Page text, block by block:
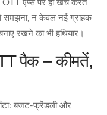
ऐप्स पर ही खर्च करते
समझना, न केवल नई ग्राहक
रखने का भी हथियार।
पैक – कीमतें,
बजट‑फ्रेंडली और